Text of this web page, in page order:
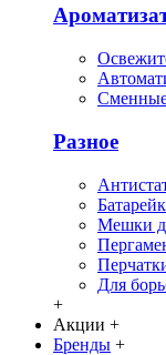
Разное
Мешки
Для
+
Акции +
Бренды +